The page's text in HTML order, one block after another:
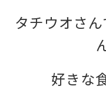
タチウオさ
好きな